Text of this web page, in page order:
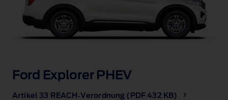
Ford Explorer PHEV
Artikel 33 REACH‑Verordnung (PDF 432 KB)